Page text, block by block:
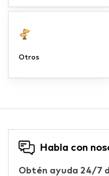
Otros
Habla con
Obtén ayuda 24/7